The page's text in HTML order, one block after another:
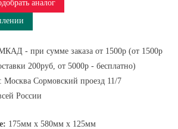
аналог
- при сумме заказа от 1500р (от 1500р
200руб, от 5000р - бесплатно)
Москва Сормовский проезд 11/7
России
175мм x 580мм x 125мм